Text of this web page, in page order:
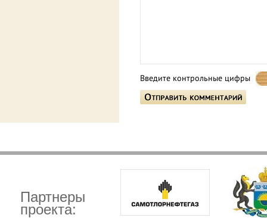
Введите контрольные цифры
Партнеры
проекта: